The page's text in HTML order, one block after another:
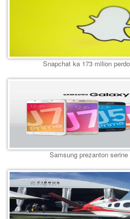
Snapchat ka 173 milion
Samsung prezanton